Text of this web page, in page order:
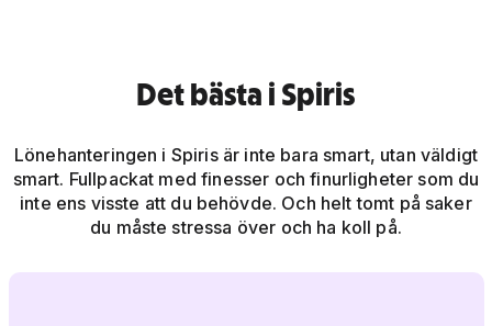
Det bästa i Spiris
Lönehanteringen i Spiris är inte bara smart, utan väldigt
smart. Fullpackat med finesser och finurligheter som du
inte ens visste att du behövde. Och helt tomt på saker
du måste stressa över och ha koll på.